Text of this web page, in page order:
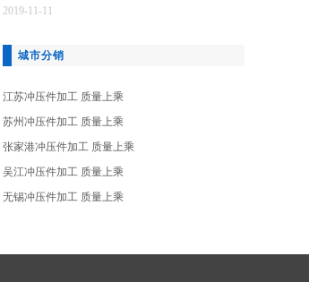
2019-11-11
城市分销
江苏冲压件加工 质量上乘
苏州冲压件加工 质量上乘
张家港冲压件加工 质量上乘
吴江冲压件加工 质量上乘
无锡冲压件加工 质量上乘